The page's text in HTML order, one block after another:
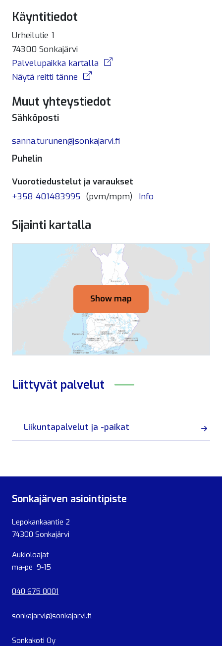
Käyntitiedot
Urheilutie 1
74300 Sonkajärvi
Palvelupaikka kartalla
Näytä reitti tänne
Muut yhteystiedot
Sähköposti
sanna.turunen@sonkajarvi.fi
Puhelin
Vuorotiedustelut ja varaukset
+358 401483995 (pvm/mpm) Info
Sijainti kartalla
Show map
Liittyvät palvelut
Liikuntapalvelut ja -paikat
Sonkajärven asiointipiste
Lepokankaantie 2
74300 Sonkajärvi
Aukioloajat
ma-pe 9-15
040 675 0001
sonkajarvi@sonkajarvi.fi
Sonkakoti Oy